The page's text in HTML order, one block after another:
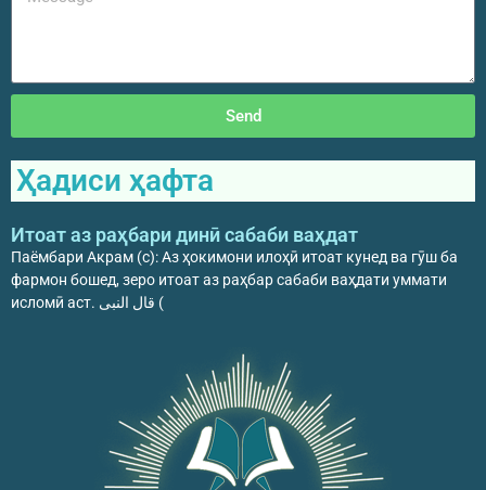
Send
Ҳадиси ҳафта
Итоат аз раҳбари динӣ сабаби ваҳдат
Паёмбари Акрам (с): Аз ҳокимони илоҳӣ итоат кунед ва гӯш ба
фармон бошед, зеро итоат аз раҳбар сабаби ваҳдати уммати
исломӣ аст. قال النبی (